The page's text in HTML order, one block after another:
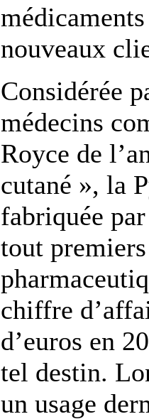
nouveaux
Considérée
médecins
Royce de
cutané », la
fabriquée
tout
chiffre
d’euros en
tel destin.
un usage